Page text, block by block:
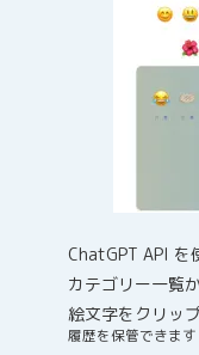
ChatGPT API を
カテゴリー一覧
絵文字をクリッ
履歴を保管できます